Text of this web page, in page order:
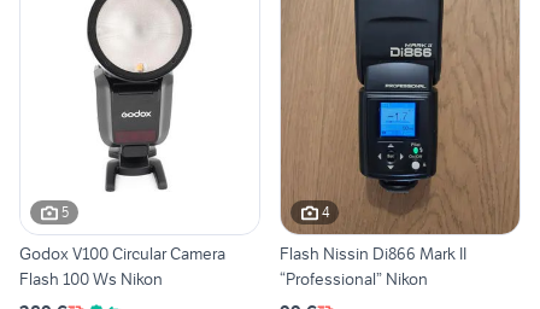
5
Godox V100 Circular Camera
Flash 100 Ws Nikon
4
Flash Nissin Di866 Mark II
“Professional” Nikon